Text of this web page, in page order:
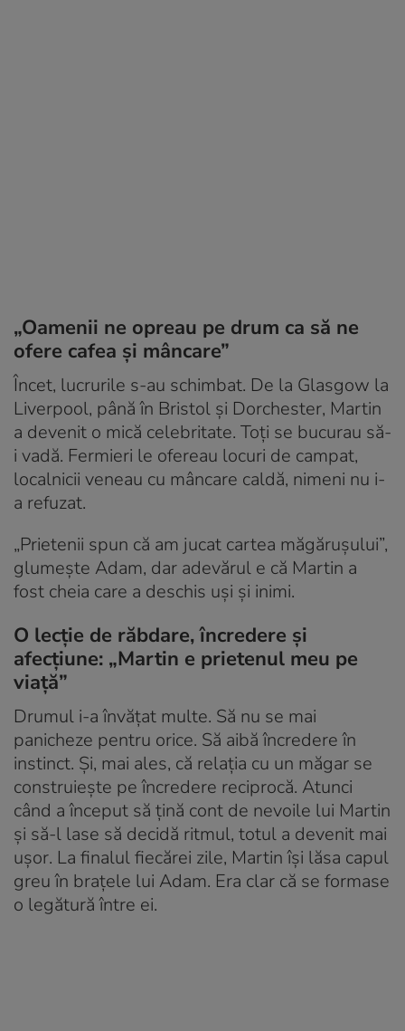
„Oamenii ne opreau pe drum ca să ne
ofere cafea și mâncare”
Încet, lucrurile s-au schimbat. De la Glasgow la
Liverpool, până în Bristol și Dorchester, Martin
a devenit o mică celebritate. Toți se bucurau să-
i vadă. Fermieri le ofereau locuri de campat,
localnicii veneau cu mâncare caldă, nimeni nu i-
a refuzat.
„Prietenii spun că am jucat cartea măgărușului”,
glumește Adam, dar adevărul e că Martin a
fost cheia care a deschis uși și inimi.
O lecție de răbdare, încredere și
afecțiune: „Martin e prietenul meu pe
viață”
Drumul i-a învățat multe. Să nu se mai
panicheze pentru orice. Să aibă încredere în
instinct. Și, mai ales, că relația cu un măgar se
construiește pe încredere reciprocă. Atunci
când a început să țină cont de nevoile lui Martin
și să-l lase să decidă ritmul, totul a devenit mai
ușor. La finalul fiecărei zile, Martin își lăsa capul
greu în brațele lui Adam. Era clar că se formase
o legătură între ei.